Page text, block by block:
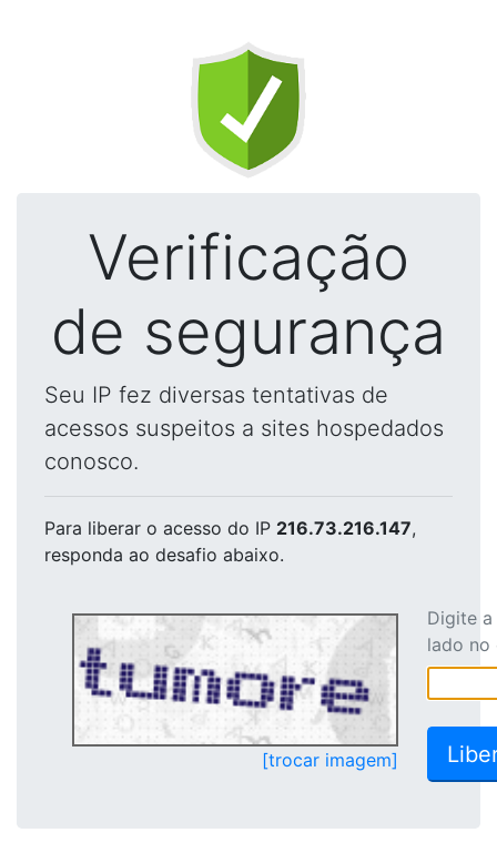
Verificação
de segurança
Seu IP fez diversas tentativas de
acessos suspeitos a sites hospedados
conosco.
Para liberar o acesso do IP 216.73.216.147,
responda ao desafio abaixo.
[trocar imagem]
Digite
lado no